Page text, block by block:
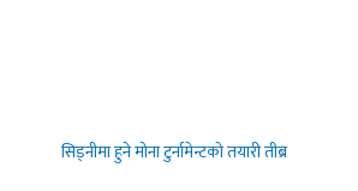
सिड्नीमा हुने मोना टुर्नामेन्टको तयारी तीब्र